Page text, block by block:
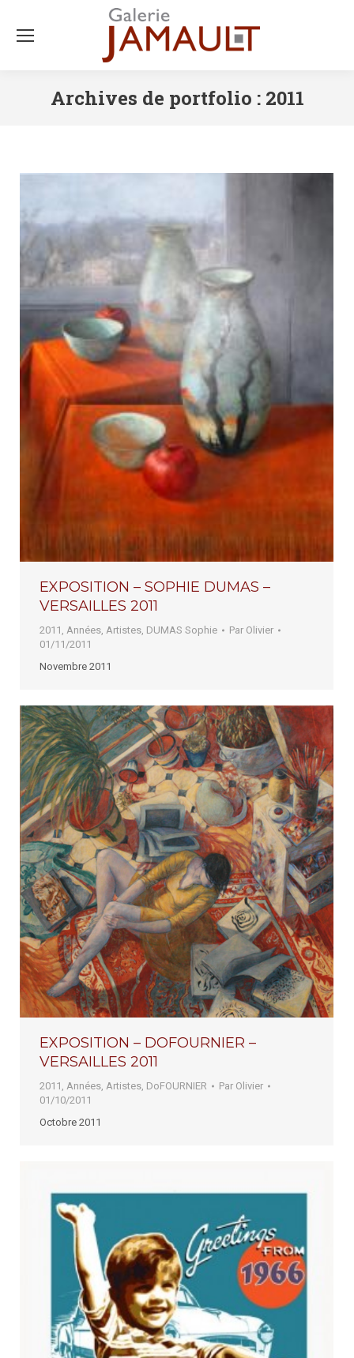
Archives de portfolio : 2011
EXPOSITION – SOPHIE DUMAS –
VERSAILLES 2011
2011 , Années, Artistes, DUMAS Sophie Par Olivier
01/11/2011
Novembre 2011
EXPOSITION – DOFOURNIER –
VERSAILLES 2011
2011 , Années, Artistes, DoFOURNIER Par Olivier
01/10/2011
Octobre 2011